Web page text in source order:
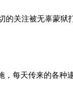
关注被无辜蒙狱
每天传来的各种